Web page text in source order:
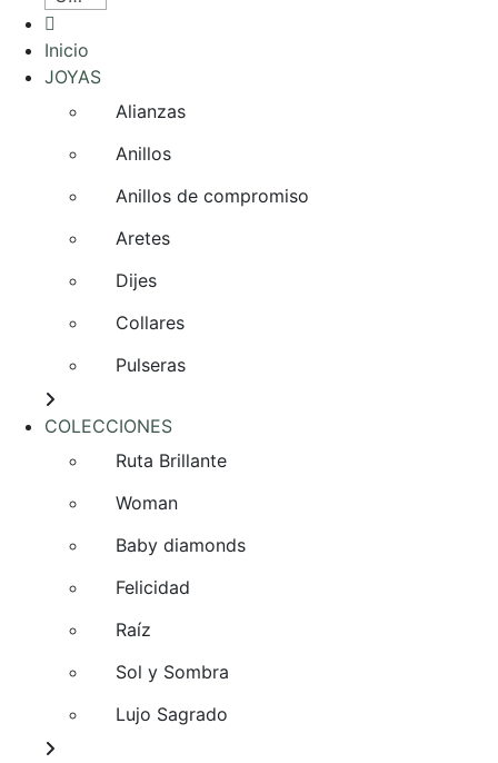
Inicio
JOYAS
Alianzas
Anillos
Anillos de compromiso
Aretes
Dijes
Collares
Pulseras
COLECCIONES
Ruta Brillante
Woman
Baby diamonds
Felicidad
Raíz
Sol y Sombra
Lujo Sagrado